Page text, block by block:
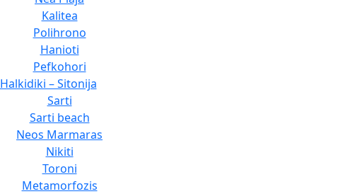
Kalitea
Polihrono
Hanioti
Pefkohori
Halkidiki – Sitonija
Sarti
Sarti beach
Neos Marmaras
Nikiti
Toroni
Metamorfozis